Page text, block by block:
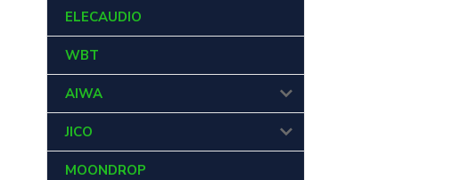
ELECAUDIO
WBT
AIWA
JICO
MOONDROP